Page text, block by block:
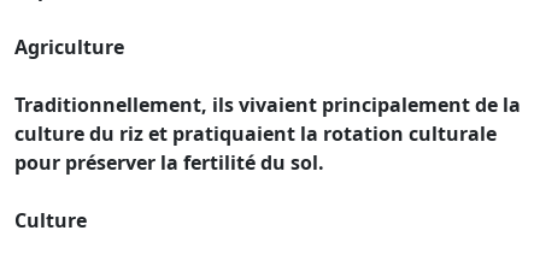
Agriculture
Traditionnellement, ils vivaient principalement de la
culture du riz et pratiquaient la rotation culturale
pour préserver la fertilité du sol.
Culture